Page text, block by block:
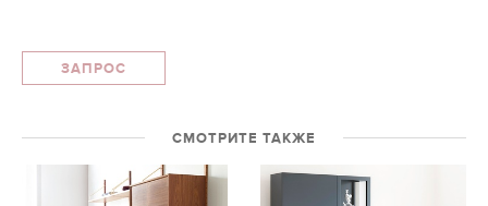
ЗАПРОС
СМОТРИТЕ ТАКЖЕ